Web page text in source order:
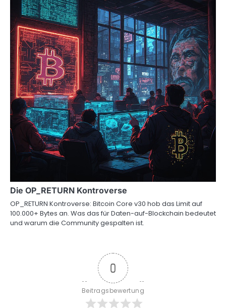
Die OP_RETURN Kontroverse
OP_RETURN Kontroverse: Bitcoin Core v30 hob das Limit auf
100.000+ Bytes an. Was das für Daten-auf-Blockchain bedeutet
und warum die Community gespalten ist.
0
Beitragsbewertung